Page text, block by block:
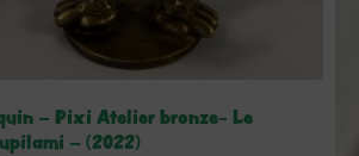
– Pixi Atelier bronze- Le
– (2022)